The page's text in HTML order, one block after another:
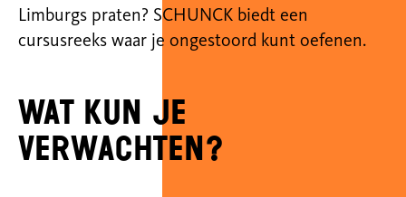
Limburgs praten? SCHUNCK biedt een
cursusreeks waar je ongestoord kunt oefenen.
Wat kun je
verwachten?